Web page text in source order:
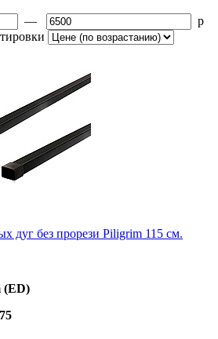
—
p
дуг без прорези Piligrim 115 см.
(ED)
75